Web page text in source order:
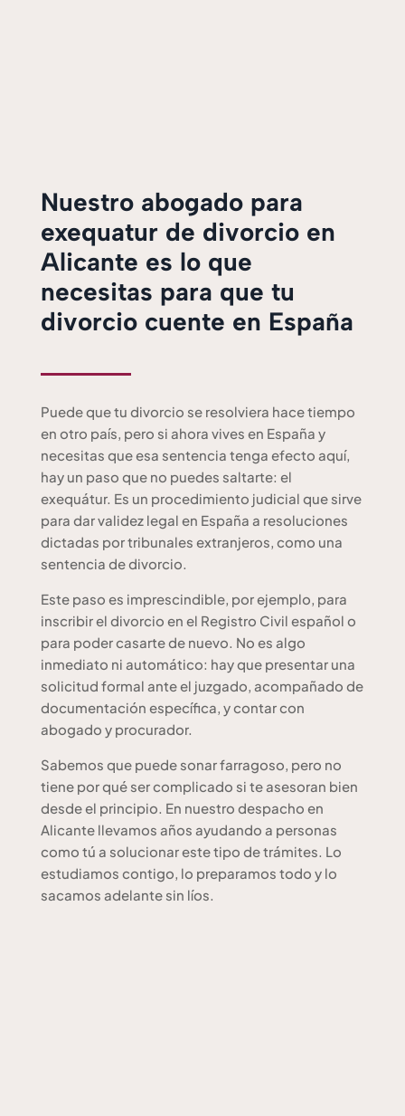
Nuestro abogado para
exequatur de divorcio en
Alicante es lo que
necesitas para que tu
divorcio cuente en España
Puede que tu divorcio se resolviera hace tiempo
en otro país, pero si ahora vives en España y
necesitas que esa sentencia tenga efecto aquí,
hay un paso que no puedes saltarte: el
exequátur. Es un procedimiento judicial que sirve
para dar validez legal en España a resoluciones
dictadas por tribunales extranjeros, como una
sentencia de divorcio.
Este paso es imprescindible, por ejemplo, para
inscribir el divorcio en el Registro Civil español o
para poder casarte de nuevo. No es algo
inmediato ni automático: hay que presentar una
solicitud formal ante el juzgado, acompañado de
documentación específica, y contar con
abogado y procurador.
Sabemos que puede sonar farragoso, pero no
tiene por qué ser complicado si te asesoran bien
desde el principio. En nuestro despacho en
Alicante llevamos años ayudando a personas
como tú a solucionar este tipo de trámites. Lo
estudiamos contigo, lo preparamos todo y lo
sacamos adelante sin líos.